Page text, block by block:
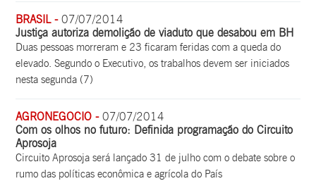
BRASIL -07/07/2014
Justiça autoriza demolição de viaduto que desabou em BH
Duas pessoas morreram e 23 ficaram feridas com a queda do
elevado. Segundo o Executivo, os trabalhos devem ser iniciados
nesta segunda (7)
AGRONEGOCIO -07/07/2014
Com os olhos no futuro: Definida programação do Circuito
Aprosoja
Circuito Aprosoja será lançado 31 de julho com o debate sobre o
rumo das políticas econômica e agrícola do País